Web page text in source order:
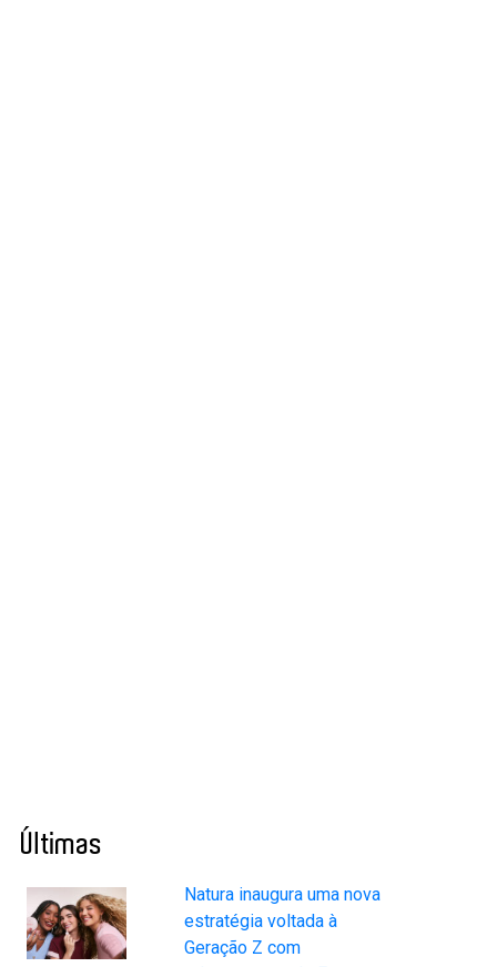
Últimas
Natura inaugura uma nova
estratégia voltada à
Geração Z com